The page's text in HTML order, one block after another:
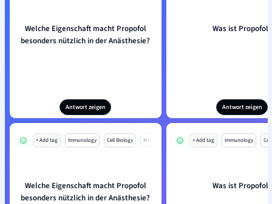
Welche Eigenschaft macht Propofol
besonders nützlich in der Anästhesie?
Antwort zeigen
Was ist Propofol?
Antwort zeigen
+ Add tag Immunology Cell Biology Mo
Welche Eigenschaft macht Propofol
besonders nützlich in der Anästhesie?
+ Add tag Immunology
Was ist Propofol?